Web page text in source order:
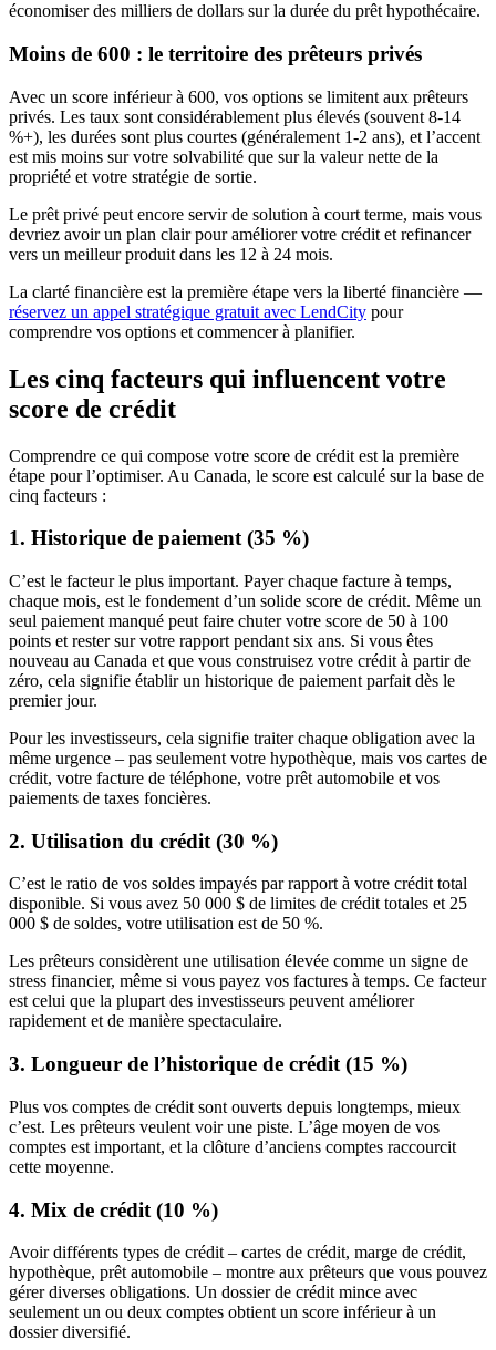
économiser des milliers de dollars sur la durée du prêt hypothécaire.
Moins de 600 : le territoire des prêteurs privés
Avec un score inférieur à 600, vos options se limitent aux prêteurs
privés. Les taux sont considérablement plus élevés (souvent 8-14
%+), les durées sont plus courtes (généralement 1-2 ans), et l’accent
est mis moins sur votre solvabilité que sur la valeur nette de la
propriété et votre stratégie de sortie.
Le prêt privé peut encore servir de solution à court terme, mais vous
devriez avoir un plan clair pour améliorer votre crédit et refinancer
vers un meilleur produit dans les 12 à 24 mois.
La clarté financière est la première étape vers la liberté financière —
réservez un appel stratégique gratuit avec LendCity pour
comprendre vos options et commencer à planifier.
Les cinq facteurs qui influencent votre
score de crédit
Comprendre ce qui compose votre score de crédit est la première
étape pour l’optimiser. Au Canada, le score est calculé sur la base de
cinq facteurs :
1. Historique de paiement (35 %)
C’est le facteur le plus important. Payer chaque facture à temps,
chaque mois, est le fondement d’un solide score de crédit. Même un
seul paiement manqué peut faire chuter votre score de 50 à 100
points et rester sur votre rapport pendant six ans. Si vous êtes
nouveau au Canada et que vous construisez votre crédit à partir de
zéro, cela signifie établir un historique de paiement parfait dès le
premier jour.
Pour les investisseurs, cela signifie traiter chaque obligation avec la
même urgence – pas seulement votre hypothèque, mais vos cartes de
crédit, votre facture de téléphone, votre prêt automobile et vos
paiements de taxes foncières.
2. Utilisation du crédit (30 %)
C’est le ratio de vos soldes impayés par rapport à votre crédit total
disponible. Si vous avez 50 000 $ de limites de crédit totales et 25
000 $ de soldes, votre utilisation est de 50 %.
Les prêteurs considèrent une utilisation élevée comme un signe de
stress financier, même si vous payez vos factures à temps. Ce facteur
est celui que la plupart des investisseurs peuvent améliorer
rapidement et de manière spectaculaire.
3. Longueur de l’historique de crédit (15 %)
Plus vos comptes de crédit sont ouverts depuis longtemps, mieux
c’est. Les prêteurs veulent voir une piste. L’âge moyen de vos
comptes est important, et la clôture d’anciens comptes raccourcit
cette moyenne.
4. Mix de crédit (10 %)
Avoir différents types de crédit – cartes de crédit, marge de crédit,
hypothèque, prêt automobile – montre aux prêteurs que vous pouvez
gérer diverses obligations. Un dossier de crédit mince avec
seulement un ou deux comptes obtient un score inférieur à un
dossier diversifié.